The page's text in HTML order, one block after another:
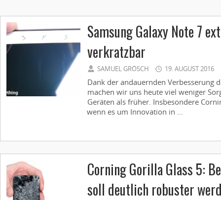
Samsung Galaxy Note 7
verkratzbar
SAMUEL GRÖSCH 19. AUGUST 2016
Dank der andauernden Verbesserung
machen wir uns heute viel weniger
Geräten als früher. Insbesondere
wenn es um Innovation in ...
Corning Gorilla Glass 5:
soll deutlich robuster